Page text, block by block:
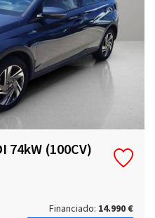
74kW (100CV)
Financiado: 14.990 €